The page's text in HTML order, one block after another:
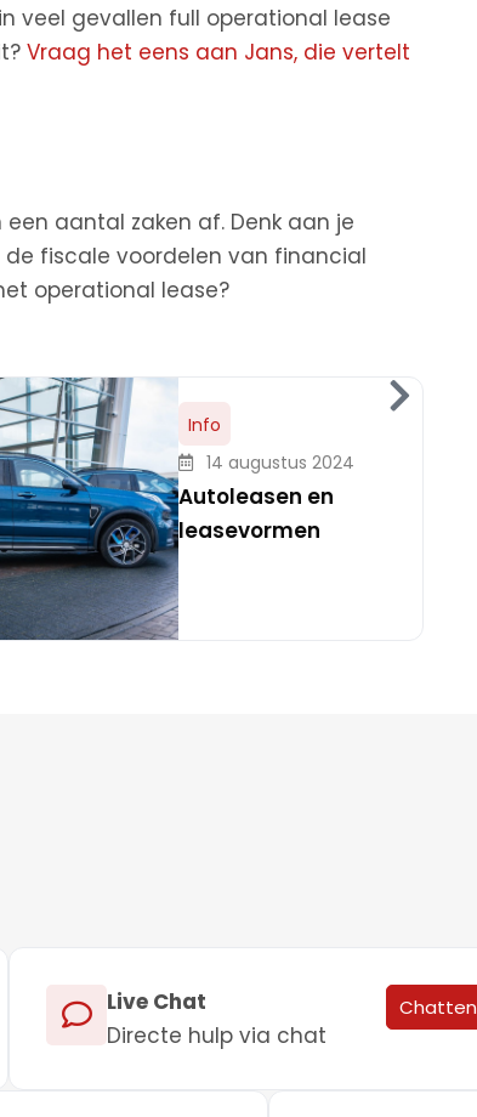
veel gevallen full operational lease
Vraag het eens aan Jans, die vertelt
aantal zaken af. Denk aan je
de fiscale voordelen van financial
operational lease?
Info
14 augustus 2024
Autoleasen en
leasevormen
Live Chat
Directe hulp via chat
Chatten